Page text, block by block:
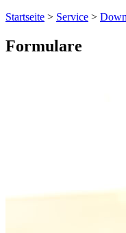
Startseite > Service >
Formulare